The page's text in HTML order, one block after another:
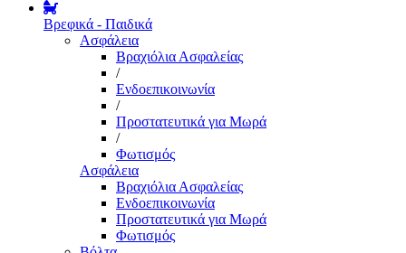
Βρεφικά - Παιδικά
Ασφάλεια
Βραχιόλια Ασφαλείας
/
Ενδοεπικοινωνία
/
Προστατευτικά για Μωρά
/
Φωτισμός
Ασφάλεια
Βραχιόλια Ασφαλείας
Ενδοεπικοινωνία
Προστατευτικά για Μωρά
Φωτισμός